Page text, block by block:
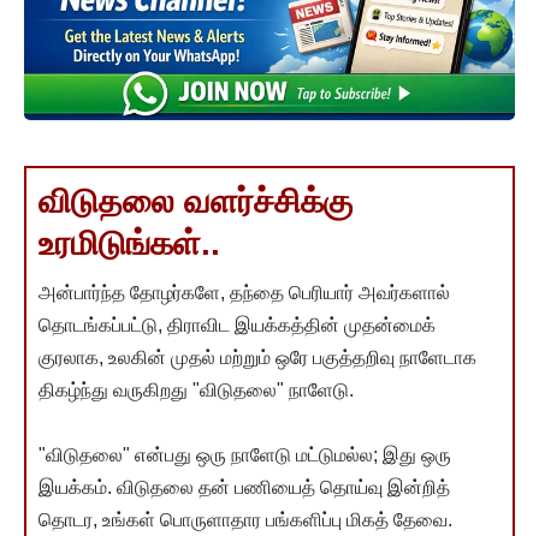
விடுதலை வளர்ச்சிக்கு
உரமிடுங்கள்..
அன்பார்ந்த தோழர்களே, தந்தை பெரியார் அவர்களால்
தொடங்கப்பட்டு, திராவிட இயக்கத்தின் முதன்மைக்
குரலாக, உலகின் முதல் மற்றும் ஒரே பகுத்தறிவு நாளேடாக
திகழ்ந்து வருகிறது "விடுதலை" நாளேடு.
"விடுதலை" என்பது ஒரு நாளேடு மட்டுமல்ல; இது ஒரு
இயக்கம். விடுதலை தன் பணியைத் தொய்வு இன்றித்
தொடர, உங்கள் பொருளாதார பங்களிப்பு மிகத் தேவை.